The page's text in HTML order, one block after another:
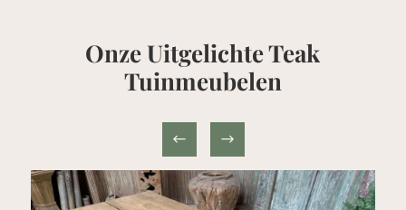
Onze Uitgelichte Teak
Tuinmeubelen